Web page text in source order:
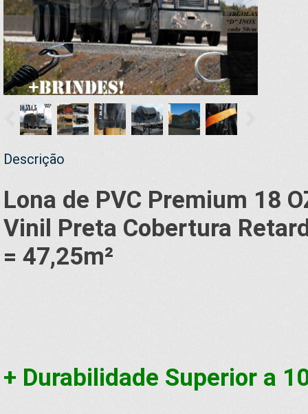
Descrição
Lona de PVC Premium 18
Vinil Preta Cobertura
= 47,25m²
+ Durabilidade Superior a